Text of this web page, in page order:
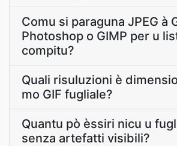
Comu si paraguna JPEG à
Photoshop o GIMP per u
compitu?
Quali risuluzioni è
mo GIF fugliale?
Quantu pò èssiri nicu u
senza artefatti visibili?